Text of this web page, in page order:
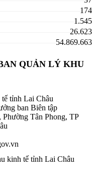
174
1.545
26.623
54.869.663
QUẢN LÝ KHU
tỉnh Lai Châu
ban Biên tập
Tân Phong, TP
kinh tế tỉnh Lai Châu